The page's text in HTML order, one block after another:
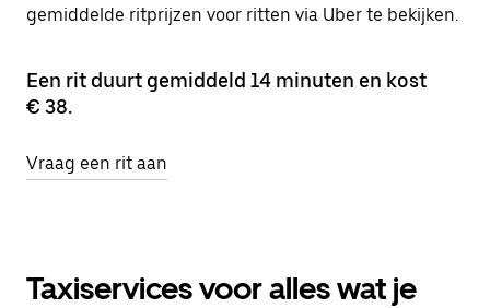
gemiddelde ritprijzen voor ritten via Uber te bekijken.
Een rit duurt gemiddeld 14 minuten en kost
€ 38.
Vraag een rit aan
Taxiservices voor alles wat je